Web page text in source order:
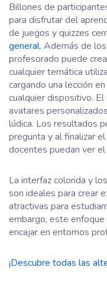
Billones de
para disfrutar del
de juegos y quizzes
general. Además de
profesorado puede
cualquier temática
cargando una lección
cualquier dispositivo.
avatares
lúdica. Los resultados
pregunta y al finalizar
docentes puedan ver
La interfaz colorida y
son ideales para crear
atractivas para
embargo, este
encajar en entornos
¡Descubre todas las